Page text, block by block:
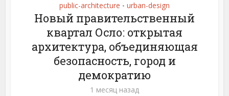
public-architecture • urban-design
Новый правительственный
квартал Осло: открытая
архитектура, объединяющая
безопасность, город и
демократию
1 месяц назад